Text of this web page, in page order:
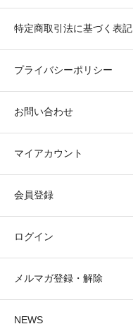
特定商取引法に基づく表記
プライバシーポリシー
お問い合わせ
マイアカウント
会員登録
ログイン
メルマガ登録・解除
NEWS